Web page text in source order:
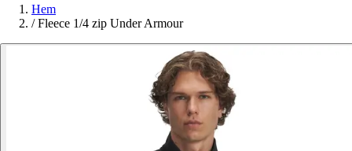
Hem
/ Fleece 1/4 zip Under Armour